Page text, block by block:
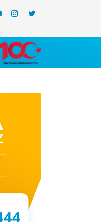
15 SAYILI PARSELİ